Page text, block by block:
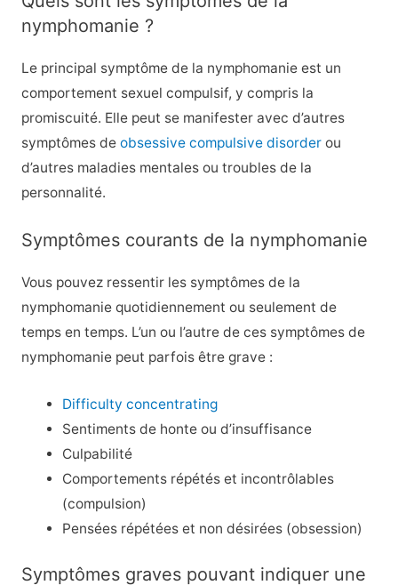
nymphomanie ?
Le principal symptôme de la nymphomanie est un
comportement sexuel compulsif, y compris la
promiscuité. Elle peut se manifester avec d’autres
symptômes de obsessive compulsive disorderou
d’autres maladies mentales ou troubles de la
personnalité.
Symptômes courants de la nymphomanie
Vous pouvez ressentir les symptômes de la
nymphomanie quotidiennement ou seulement de
temps en temps. L’un ou l’autre de ces symptômes de
nymphomanie peut parfois être grave :
Difficulty concentrating
Sentiments de honte ou d’insuffisance
Culpabilité
Comportements répétés et incontrôlables
(compulsion)
Pensées répétées et non désirées (obsession)
Symptômes graves pouvant indiquer une